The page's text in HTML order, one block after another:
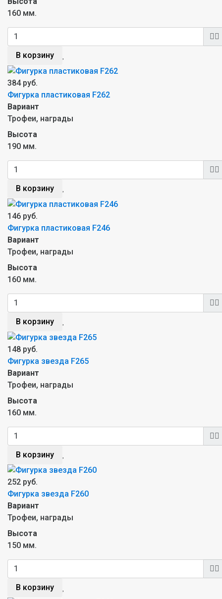
160 мм.
В корзину
384 руб.
Фигурка пластиковая F262
Вариант
Трофеи, награды
Высота
190 мм.
В корзину
146 руб.
Фигурка пластиковая F246
Вариант
Трофеи, награды
Высота
160 мм.
В корзину
148 руб.
Фигурка звезда F265
Вариант
Трофеи, награды
Высота
160 мм.
В корзину
252 руб.
Фигурка звезда F260
Вариант
Трофеи, награды
Высота
150 мм.
В корзину